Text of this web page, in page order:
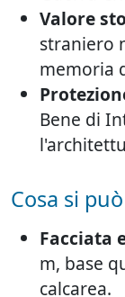
Valore
straniero
memoria
Bene di
Cosa si
Facciata
m, base
calcarea.